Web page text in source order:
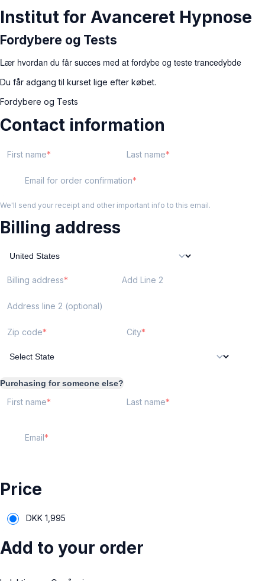
Institut for Avanceret Hypnose
Fordybere og Tests
Lær hvordan du får succes med at fordybe og teste trancedybde
Du får adgang til kurset lige efter købet.
Fordybere og Tests
Contact information
First name Last name
Email for order confirmation
We'll send your receipt and other important info to this email.
Billing address
Billing address Add Line 2
Address line 2 (optional)
Zip code City
Purchasing for someone else?
First name Last name
Email
Price
DKK 1,995
Add to your order